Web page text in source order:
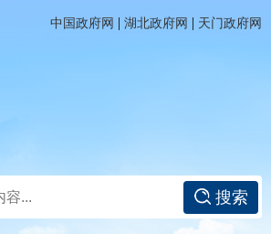
中国政府网 | 湖北政府网 | 天门政府网
搜索